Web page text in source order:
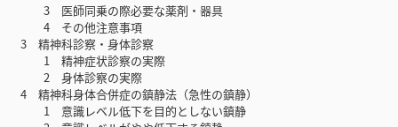
3 医師同乗の際必要な薬剤・器具
4 その他注意事項
3 精神科診察・身体診察
1 精神症状診察の実際
2 身体診察の実際
4 精神科身体合併症の鎮静法（急性の鎮静）
1 意識レベル低下を目的としない鎮静